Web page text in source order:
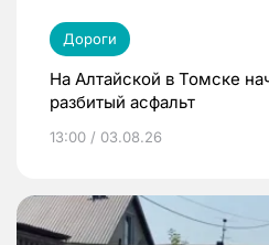
Дороги
На Алтайской в Томске
разбитый асфальт
13:00 / 03.08.26